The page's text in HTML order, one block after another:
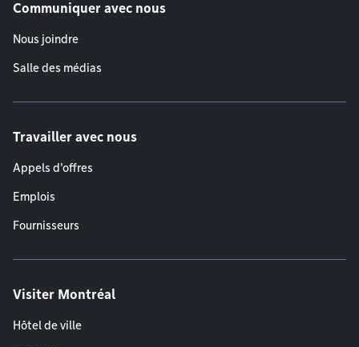
Communiquer avec nous
Nous joindre
Salle des médias
Travailler avec nous
Appels d'offres
Emplois
Fournisseurs
Visiter Montréal
Hôtel de ville